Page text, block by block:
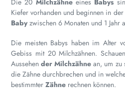
Die 20 Milchzähneeines Babys
Kiefer vorhanden und beginnen in
Baby zwischen 6 Monaten und 1 Jahr
Die meisten Babys haben im Alter
Gebiss mit 20 Milchzähnen.
Aussehender Milchzähne an, um zu
die Zähne durchbrechen und in
bestimmter Zähne rechnen können.